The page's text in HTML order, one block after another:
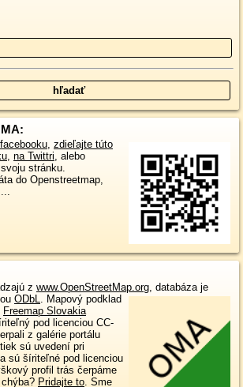
, zdieľajte túto
, na Twittri, alebo
stránku.
do Openstreetmap,
z www.OpenStreetMap.org , databáza je
ODbL
Mapový podklad
Freemap Slovakia
pod licenciou CC-
z galérie portálu
sú uvedení pri
sú šíriteľné pod licenciou
profil trás čerpáme
chýba? Pridajte to . Sme